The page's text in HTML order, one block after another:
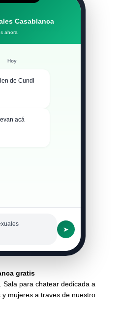
Casablanca
ahora
Hoy
de Cundi
acá
➤
gratis
para chatear dedicada a
mujeres a traves de nuestro